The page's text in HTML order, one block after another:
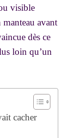
visible
avant
dès ce
loin qu’un
cacher